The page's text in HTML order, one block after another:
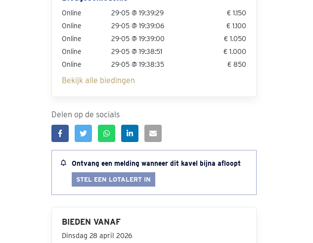
Online 29-05 @ 19:39:29
€ 1.150
Online
29-05 @ 19:39:06
€ 1.100
Online
29-05 @ 19:39:00
€ 1.050
Online
29-05 @ 19:38:51
€ 1.000
Online
29-05 @ 19:38:35 € 850
Bekijk alle biedingen
Delen op de socials
Ontvang een melding wanneer dit kavel bijna afloopt
STEL EEN LOTALERT IN
BIEDEN VANAF
Dinsdag 28 april 2026